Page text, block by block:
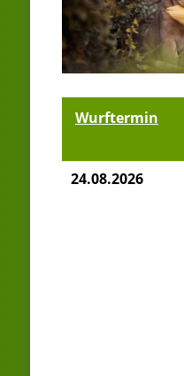
Wurftermin
24.08.2026